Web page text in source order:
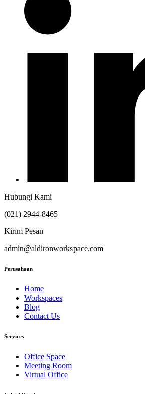
Hubungi Kami
(021) 2944-8465
Kirim Pesan
admin@aldironworkspace.com
Perusahaan
Home
Workspaces
Blog
Contact Us
Services
Office Space
Meeting Room
Virtual Office